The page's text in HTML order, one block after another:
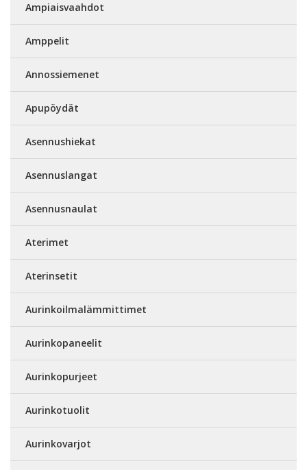
Ampiaisvaahdot
Amppelit
Annossiemenet
Apupöydät
Asennushiekat
Asennuslangat
Asennusnaulat
Aterimet
Aterinsetit
Aurinkoilmalämmittimet
Aurinkopaneelit
Aurinkopurjeet
Aurinkotuolit
Aurinkovarjot